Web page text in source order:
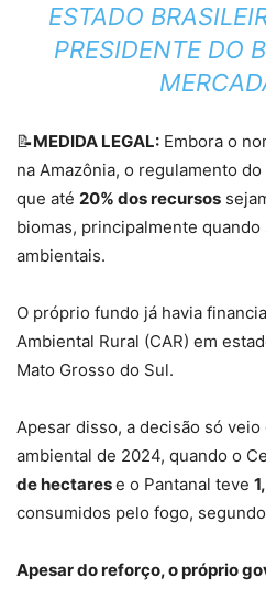
ESTADO
PRESIDENTE DO
📝MEDIDA LEGAL: Embora o
na Amazônia, o regulamento
que até 20% dos recursos
biomas, principalmente
ambientais.
O próprio fundo já havia
Ambiental Rural (CAR) em
Mato Grosso do Sul.
Apesar disso, a decisão só
ambiental de 2024, quando o
de hectarese o Pantanal teve
consumidos pelo fogo,
Apesar do reforço, o próprio